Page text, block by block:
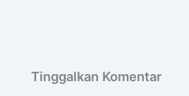
Tinggalkan Komentar